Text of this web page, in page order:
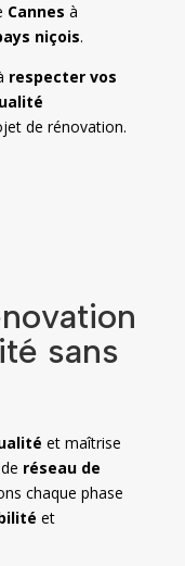
Cannes à
niçois.
respecter vos
de rénovation.
sans
et maîtrise
réseau de
chaque phase
et